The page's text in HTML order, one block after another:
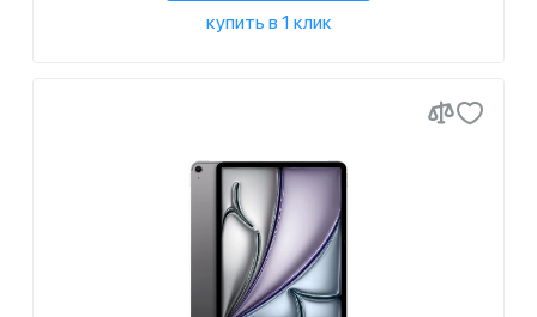
купить в 1 клик